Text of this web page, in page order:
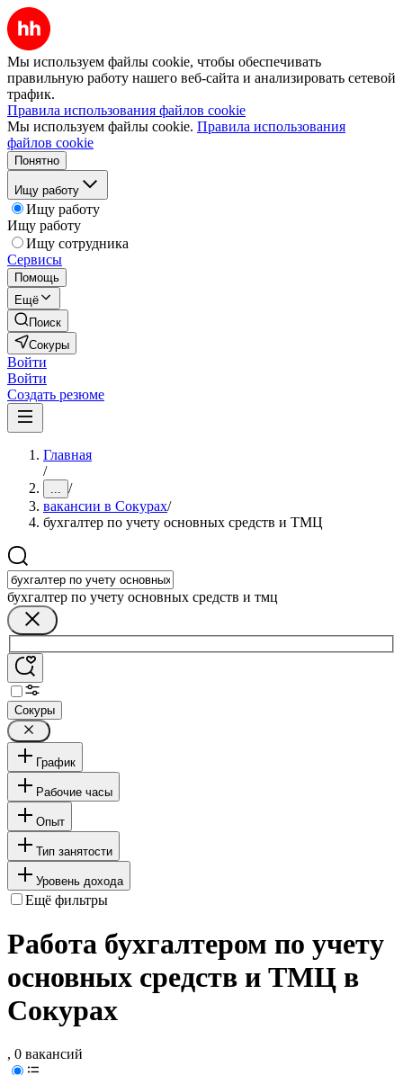
Мы используем файлы cookie, чтобы обеспечивать
правильную работу нашего веб-сайта и анализировать сетевой
трафик.
Правила использования файлов cookie
Мы используем файлы cookie. Правила использования
файлов cookie
Понятно
Ищу работу
Ищу работу
Ищу работу
Ищу сотрудника
Сервисы
Помощь
Ещё
Поиск
Сокуры
Войти
Войти
Создать резюме
Главная
/
... /
вакансии в Сокурах/
бухгалтер по учету основных средств и ТМЦ
бухгалтер по учету основных средств и тмц
Сокуры
График
Рабочие часы
Опыт
Тип занятости
Уровень дохода
Ещё фильтры
Работа бухгалтером по учету
основных средств и ТМЦ в
Сокурах
, 0 вакансий